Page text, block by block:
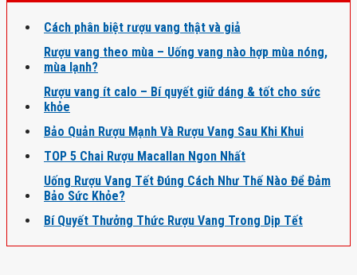
Cách phân biệt rượu vang thật và giả
Rượu vang theo mùa – Uống vang nào hợp mùa nóng,
mùa lạnh?
Rượu vang ít calo – Bí quyết giữ dáng & tốt cho sức
khỏe
Bảo Quản Rượu Mạnh Và Rượu Vang Sau Khi Khui
TOP 5 Chai Rượu Macallan Ngon Nhất
Uống Rượu Vang Tết Đúng Cách Như Thế Nào Để Đảm
Bảo Sức Khỏe?
Bí Quyết Thưởng Thức Rượu Vang Trong Dịp Tết